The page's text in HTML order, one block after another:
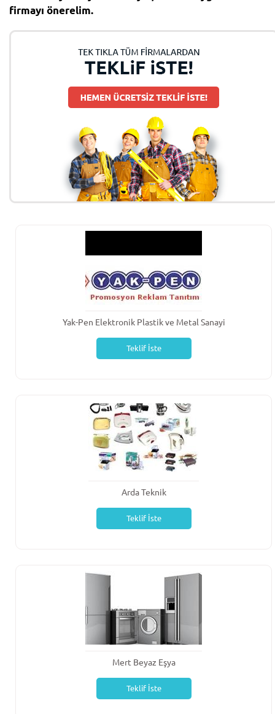
firmayı önerelim.
Yak-Pen Elektronik Plastik ve Metal Sanayi
Teklif İste
Arda Teknik
Teklif İste
Mert Beyaz Eşya
Teklif İste